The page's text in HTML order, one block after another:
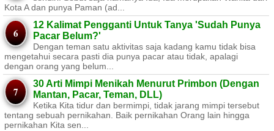
Kota A dan punya Paman (ad...
12 Kalimat Pengganti Untuk Tanya 'Sudah Punya
Pacar Belum?'
Dengan teman satu aktivitas saja kadang kamu tidak bisa
mengetahui secara pasti dia punya pacar atau tidak, apalagi
dengan orang yang belum...
30 Arti Mimpi Menikah Menurut Primbon (Dengan
Mantan, Pacar, Teman, DLL)
Ketika Kita tidur dan bermimpi, tidak jarang mimpi tersebut
tentang sebuah pernikahan. Baik pernikahan Orang lain hingga
pernikahan Kita sen...